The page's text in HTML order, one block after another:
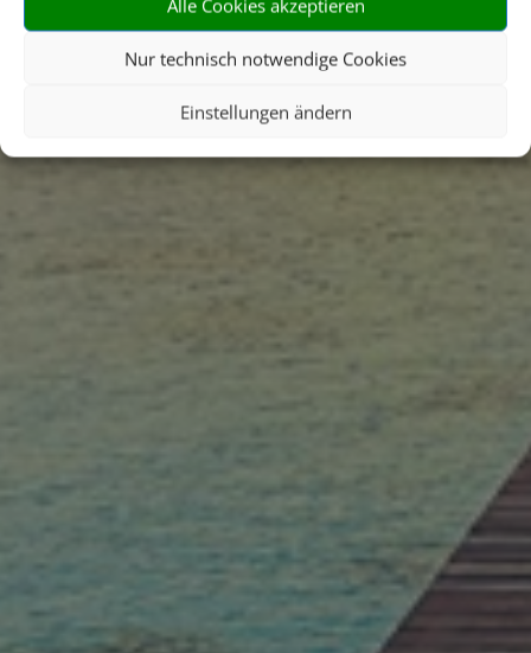
Alle Cookies akzeptieren
Nur technisch notwendige Cookies
Einstellungen ändern
exklusiver Genuss, der nach
den Sternen greift.